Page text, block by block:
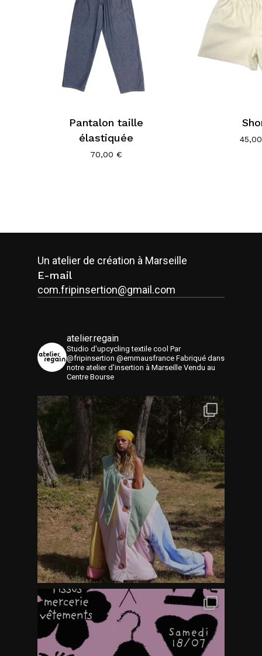
Pantalon taille
élastiquée
70,00 €
Un atelier de création à Marseille
E-mail
com.fripinsertion@gmail.com
atelier.regain
Studio d'upcycling textile cool Par
@fripinsertion @emmausfrance Fabriqué dans
notre atelier d'insertion à Marseille Vendu au
Centre Bourse